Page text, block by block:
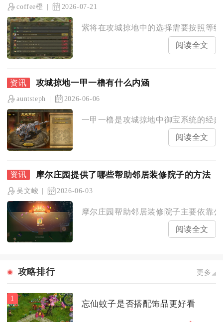
coffee橙 2026-07-21
紫将在攻城掠地中的选择需要按照等
阅读全文
攻城掠地一甲一橹有什么内涵
auntsteph 2026-06-06
一甲一橹是攻城掠地中御宝系统的经
阅读全文
摩尔庄园提供了哪些帮助邻居装修院子的方法
吴文峻 2026-06-03
摩尔庄园帮助邻居装修院子主要依靠
阅读全文
攻略排行 更多
1
忘仙蚊子是否搭配饰品更好看